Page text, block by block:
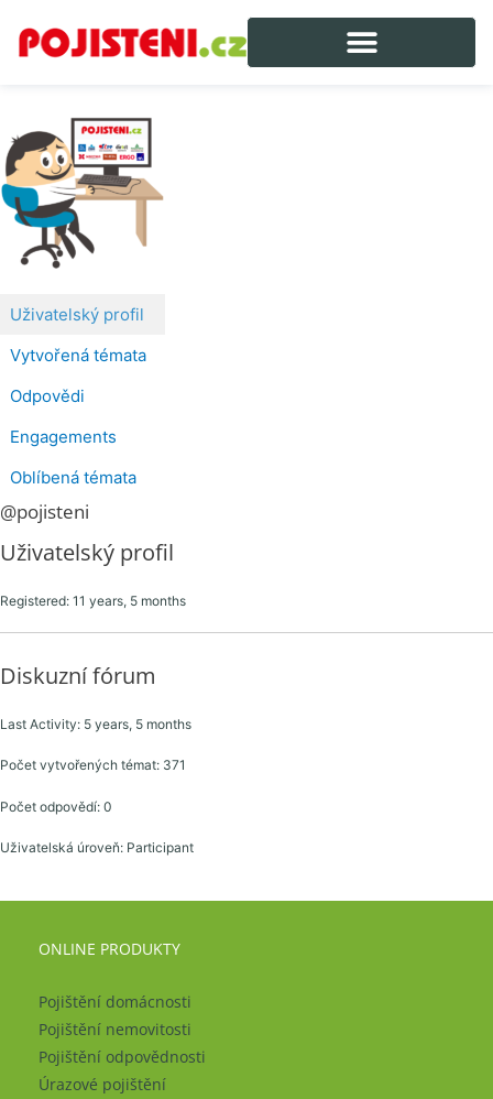
Uživatelský profil
Vytvořená témata
Odpovědi
Engagements
Oblíbená témata
@pojisteni
Uživatelský profil
Registered: 11 years, 5 months
Diskuzní fórum
Last Activity: 5 years, 5 months
Počet vytvořených témat: 371
Počet odpovědí: 0
Uživatelská úroveň: Participant
ONLINE PRODUKTY
Pojištění domácnosti
Pojištění nemovitosti
Pojištění odpovědnosti
Úrazové pojištění